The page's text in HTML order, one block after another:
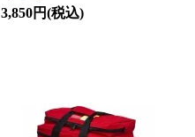
3,850円(税込)